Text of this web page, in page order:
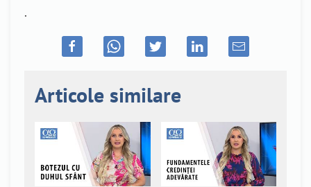
.
Articole similare